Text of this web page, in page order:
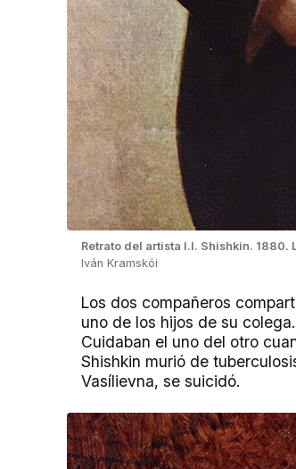
Retrato del artista I.I. Shishkin. 1880.
Iván Kramskói
Los dos compañeros
uno de los hijos de su
Cuidaban el uno del otro
Shishkin murió de
Vasílievna, se suicidó.